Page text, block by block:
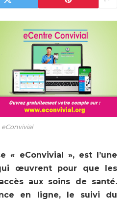
eConvivial
« eConvivial », est l’une
œuvrent pour que les
aux soins de santé.
en ligne, le suivi du